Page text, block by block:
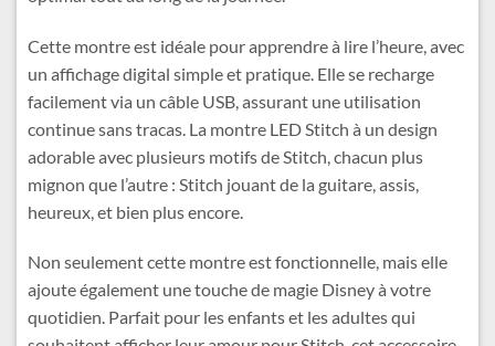
Cette montre est idéale pour apprendre à lire l’heure, avec
un affichage digital simple et pratique. Elle se recharge
facilement via un câble USB, assurant une utilisation
continue sans tracas. La montre LED Stitch à un design
adorable avec plusieurs motifs de Stitch, chacun plus
mignon que l’autre : Stitch jouant de la guitare, assis,
heureux, et bien plus encore.
Non seulement cette montre est fonctionnelle, mais elle
ajoute également une touche de magie Disney à votre
quotidien. Parfait pour les enfants et les adultes qui